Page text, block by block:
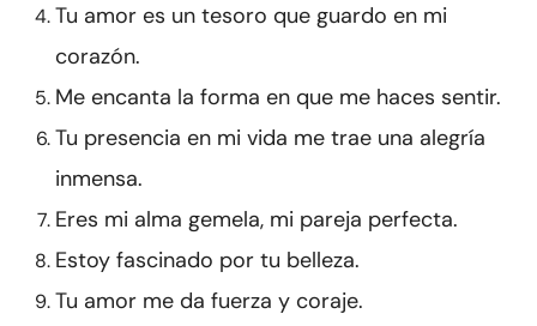
Tu amor es un tesoro que guardo en mi
corazón.
Me encanta la forma en que me haces sentir.
Tu presencia en mi vida me trae una alegría
inmensa.
Eres mi alma gemela, mi pareja perfecta.
Estoy fascinado por tu belleza.
Tu amor me da fuerza y coraje.